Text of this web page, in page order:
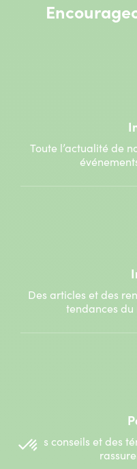
Toute l’actualité de
Des articles et des
tendances du
Des conseils et des